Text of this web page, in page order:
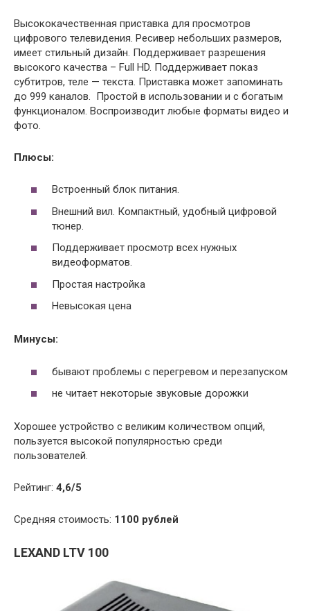
Высококачественная приставка для просмотров
цифрового телевидения. Ресивер небольших размеров,
имеет стильный дизайн. Поддерживает разрешения
высокого качества – Full HD. Поддерживает показ
субтитров, теле — текста. Приставка может запоминать
до 999 каналов. Простой в использовании и с богатым
функционалом. Воспроизводит любые форматы видео и
фото.
Плюсы:
Встроенный блок питания.
Внешний вил. Компактный, удобный цифровой
тюнер.
Поддерживает просмотр всех нужных
видеоформатов.
Простая настройка
Невысокая цена
Минусы:
бывают проблемы с перегревом и перезапуском
не читает некоторые звуковые дорожки
Хорошее устройство с великим количеством опций,
пользуется высокой популярностью среди
пользователей.
Рейтинг: 4,6/5
Средняя стоимость: 1100 рублей
LEXAND LTV 100